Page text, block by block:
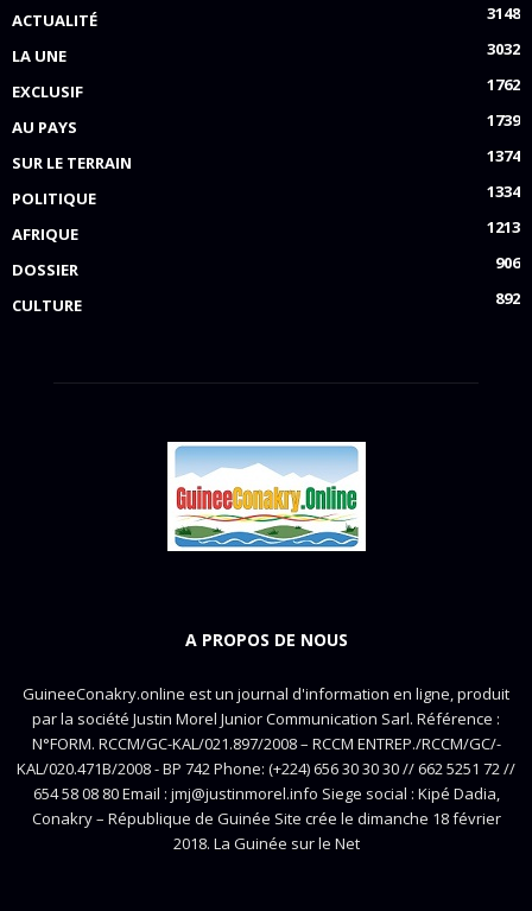
ACTUALITÉ
3148
LA UNE
3032
EXCLUSIF
1762
AU PAYS
1739
SUR LE TERRAIN
1374
POLITIQUE
1334
AFRIQUE
1213
DOSSIER
906
CULTURE
892
A PROPOS DE NOUS
GuineeConakry.online est un journal d'information en ligne, produit
par la société Justin Morel Junior Communication Sarl. Référence :
N°FORM. RCCM/GC-KAL/021.897/2008 – RCCM ENTREP./RCCM/GC/-
KAL/020.471B/2008 - BP 742 Phone: (+224) 656 30 30 30 // 662 5251 72 //
654 58 08 80 Email : jmj@justinmorel.info Siege social : Kipé Dadia,
Conakry – République de Guinée Site crée le dimanche 18 février
2018. La Guinée sur le Net